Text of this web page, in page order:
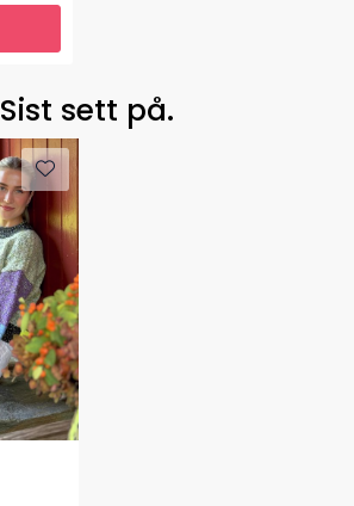
Sist sett på.